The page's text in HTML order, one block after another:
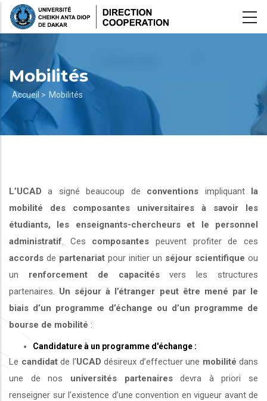
Aller
Mobilités
Fil
d'Ariane
Accueil > Mobilités
L’UCAD a signé beaucoup de conventions impliquant la
mobilité des composantes universitaires à savoir les
étudiants, les enseignants-chercheurs et le personnel
administratif . Ces composantes peuvent profiter de ces
accords de partenariat pour initier un séjour scientifique ou
un renforcement de capacitésvers les structures
partenaires. Un séjour à l’étranger peut être mené par le
biais d’un programme d’échange ou d’un programme de
bourse de mobilité :
Candidature à un programme d'échange :
Le candidatde l’UCAD désireux d’effectuer une mobilité dans
une de nos universités partenairesdevra à priori se
renseigner sur l’existence d’une convention en vigueur avant de